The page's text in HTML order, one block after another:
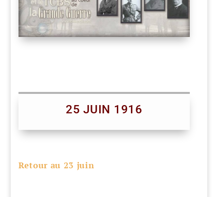
25 JUIN 1916
Retour au 23 juin